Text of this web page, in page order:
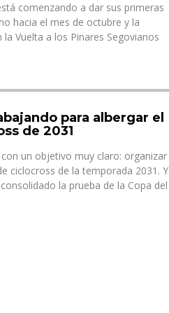
comenzando a dar sus primeras
hacia el mes de octubre y la
Vuelta a los Pinares Segovianos
para albergar el
de 2031
un objetivo muy claro: organizar
ciclocross de la temporada 2031. Y
la prueba de la Copa del